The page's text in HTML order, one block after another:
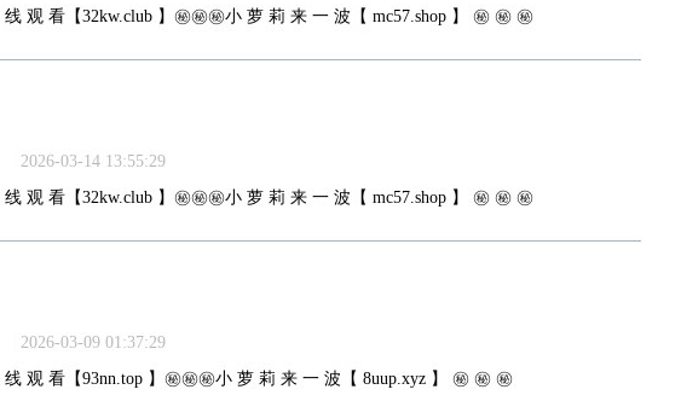
观 看【32kw.club 】㊙️㊙️㊙️小 萝 莉 来 一 波【 mc57.shop 】 ㊙️ ㊙️ ㊙️
03-14 13:55:29
观 看【32kw.club 】㊙️㊙️㊙️小 萝 莉 来 一 波【 mc57.shop 】 ㊙️ ㊙️ ㊙️
03-09 01:37:29
观 看【93nn.top 】㊙️㊙️㊙️小 萝 莉 来 一 波【 8uup.xyz 】 ㊙️ ㊙️ ㊙️